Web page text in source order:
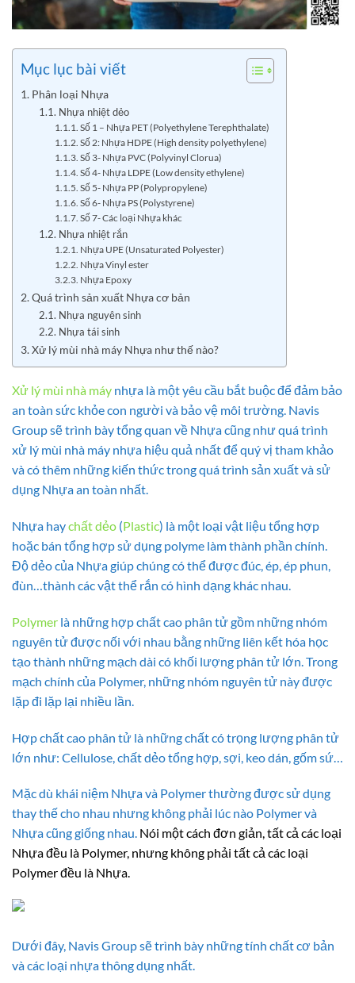
Mục lục bài viết
1. Phân loại Nhựa
1.1. Nhựa nhiệt dẻo
1.1.1. Số 1 – Nhựa PET (Polyethylene Terephthalate)
1.1.2. Số 2: Nhựa HDPE (High density polyethylene)
1.1.3. Số 3- Nhựa PVC (Polyvinyl Clorua)
1.1.4. Số 4- Nhựa LDPE (Low density ethylene)
1.1.5. Số 5- Nhựa PP (Polypropylene)
1.1.6. Số 6- Nhựa PS (Polystyrene)
1.1.7. Số 7- Các loại Nhựa khác
1.2. Nhựa nhiệt rắn
1.2.1. Nhựa UPE (Unsaturated Polyester)
1.2.2. Nhựa Vinyl ester
3.2.3. Nhựa Epoxy
2. Quá trình sản xuất Nhựa cơ bản
2.1. Nhựa nguyên sinh
2.2. Nhựa tái sinh
3. Xử lý mùi nhà máy Nhựa như thế nào?
Xử lý mùi nhà máy nhựa là một yêu cầu bắt buộc để đảm bảo
an toàn sức khỏe con người và bảo vệ môi trường. Navis
Group sẽ trình bày tổng quan về Nhựa cũng như quá trình
xử lý mùi nhà máy nhựa hiệu quả nhất để quý vị tham khảo
và có thêm những kiến thức trong quá trình sản xuất và sử
dụng Nhựa an toàn nhất.
Nhựa haychất dẻo (Plastic) là một loại vật liệu tổng hợp
hoặc bán tổng hợp sử dụng polyme làm thành phần chính.
Độ dẻo của Nhựa giúp chúng có thể được đúc, ép, ép phun,
đùn…thành các vật thể rắn có hình dạng khác nhau.
Polymer là những hợp chất cao phân tử gồm những nhóm
nguyên tử được nối với nhau bằng những liên kết hóa học
tạo thành những mạch dài có khối lượng phân tử lớn. Trong
mạch chính của Polymer, những nhóm nguyên tử này được
lặp đi lặp lại nhiều lần.
Hợp chất cao phân tử là những chất có trọng lượng phân tử
lớn như: Cellulose, chất dẻo tổng hợp, sợi, keo dán, gốm sứ…
Mặc dù khái niệm Nhựa và Polymer thường được sử dụng
thay thế cho nhau nhưng không phải lúc nào Polymer và
Nhựa cũng giống nhau. Nói một cách đơn giản, tất cả các loại
Nhựa đều là Polymer, nhưng không phải tất cả các loại
Polymer đều là Nhựa.
Dưới đây, Navis Group sẽ trình bày những tính chất cơ bản
và các loại nhựa thông dụng nhất.